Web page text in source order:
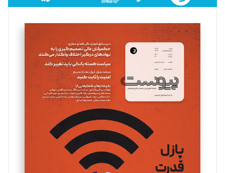
فائزه فتحی رستمی
تحریریه
سروش کرمیان
تحریریه
مینا پاکدل
یسنا امان‌پور
تحریریه